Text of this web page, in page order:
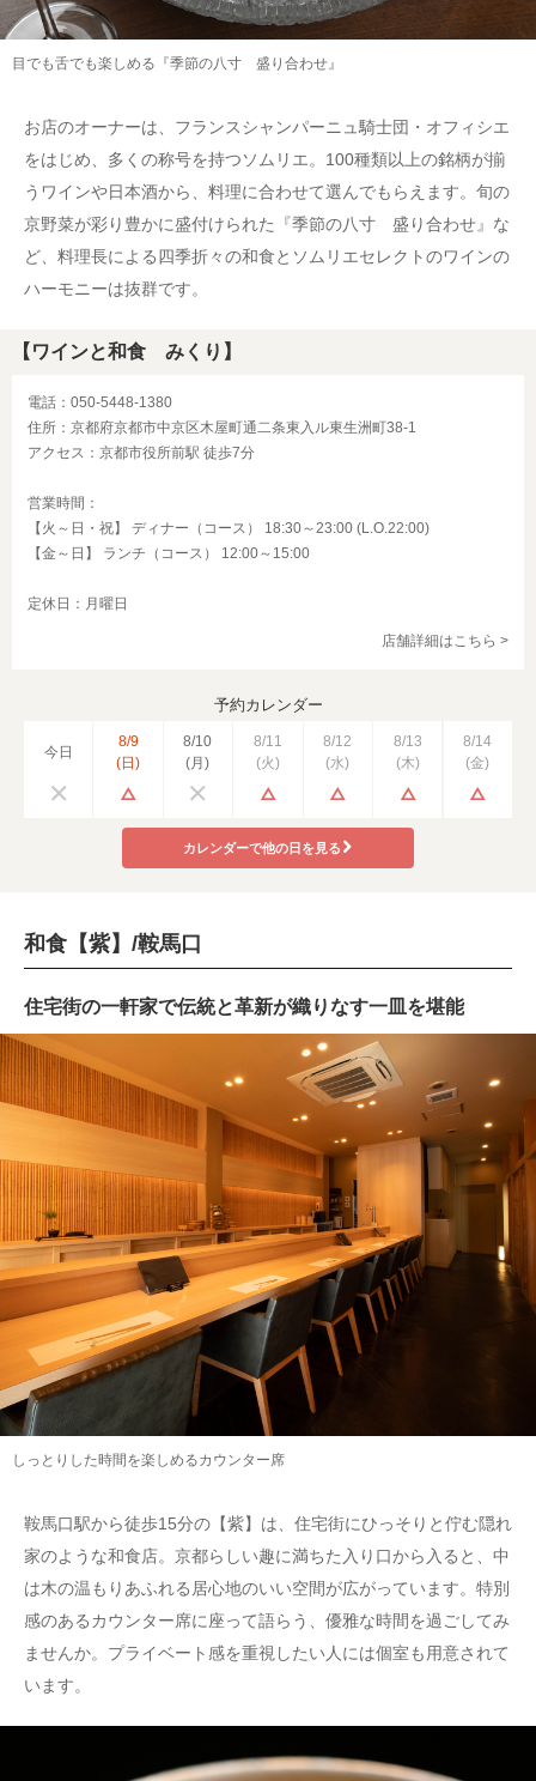
目でも舌でも楽しめる『季節の八寸 盛り合わせ』
お店のオーナーは、フランスシャンパーニュ騎士団・オフィシエ
をはじめ、多くの称号を持つソムリエ。100種類以上の銘柄が揃
うワインや日本酒から、料理に合わせて選んでもらえます。旬の
京野菜が彩り豊かに盛付けられた『季節の八寸 盛り合わせ』な
ど、料理長による四季折々の和食とソムリエセレクトのワインの
ハーモニーは抜群です。
【ワインと和食 みくり】
電話：050-5448-1380
住所：京都府京都市中京区木屋町通二条東入ル東生洲町38-1
アクセス：京都市役所前駅 徒歩7分
営業時間：
【火～日・祝】 ディナー（コース） 18:30～23:00 (L.O.22:00)
【金～日】 ランチ（コース） 12:00～15:00
定休日：月曜日
店舗詳細はこちら >
予約カレンダー
今日
8/9
(日)
8/10
(月)
8/11
(火)
8/12
(水)
8/13
(木)
8/14
(金)
カレンダーで他の日を見る
和食【紫】/鞍馬口
住宅街の一軒家で伝統と革新が織りなす一皿を堪能
しっとりした時間を楽しめるカウンター席
鞍馬口駅から徒歩15分の【紫】は、住宅街にひっそりと佇む隠れ
家のような和食店。京都らしい趣に満ちた入り口から入ると、中
は木の温もりあふれる居心地のいい空間が広がっています。特別
感のあるカウンター席に座って語らう、優雅な時間を過ごしてみ
ませんか。プライベート感を重視したい人には個室も用意されて
います。